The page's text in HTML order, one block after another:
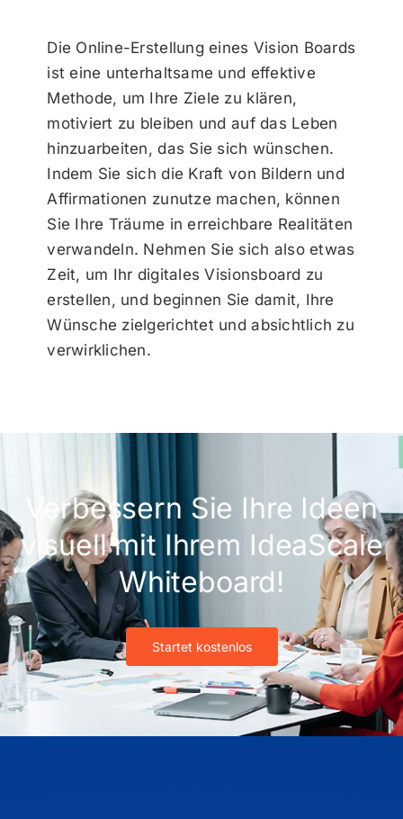
Die Online-Erstellung eines Vision Boards
ist eine unterhaltsame und effektive
Methode, um Ihre Ziele zu klären,
motiviert zu bleiben und auf das Leben
hinzuarbeiten, das Sie sich wünschen.
Indem Sie sich die Kraft von Bildern und
Affirmationen zunutze machen, können
Sie Ihre Träume in erreichbare Realitäten
verwandeln. Nehmen Sie sich also etwas
Zeit, um Ihr digitales Visionsboard zu
erstellen, und beginnen Sie damit, Ihre
Wünsche zielgerichtet und absichtlich zu
verwirklichen.
Verbessern Sie Ihre Ideen
visuell mit Ihrem IdeaScale
Whiteboard!
Startet kostenlos